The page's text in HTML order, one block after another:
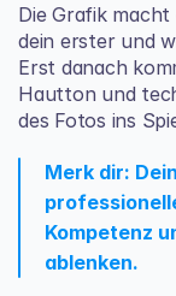
Die Grafik
dein erster und
Erst danach
Hautton und
des Fotos ins
Merk dir:
Kompetenz
ablenken.